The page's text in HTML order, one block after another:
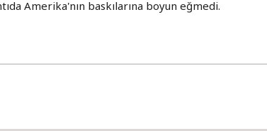
Amerika'nın baskılarına boyun eğmedi.